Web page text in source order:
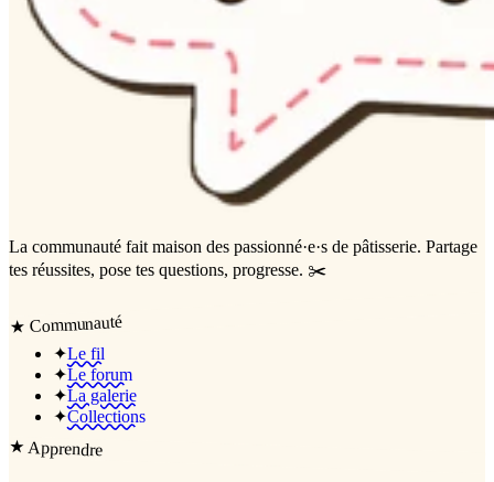
La communauté fait maison des passionné·e·s de pâtisserie. Partage
tes réussites, pose tes questions, progresse. ✂️
★ Communauté
✦Le fil
✦Le forum
✦La galerie
✦Collections
★Apprendre